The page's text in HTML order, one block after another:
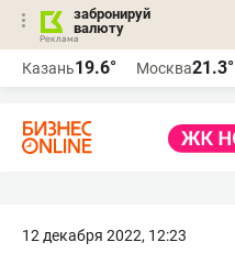
забронируй
валюту
Казань19.6° Москва21.3°
12 декабря 2022, 12:23